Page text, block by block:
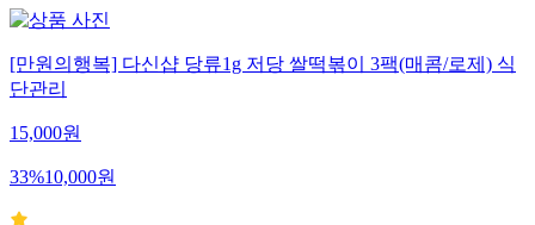
[만원의행복] 다신샵 당류1g 저당 쌀떡볶이 3팩(매콤/로제) 식
단관리
15,000원
33%10,000원